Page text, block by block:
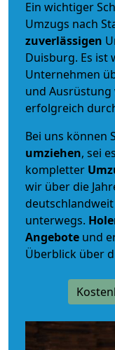
Ein wichtiger
Umzugs nach
zuverlässigen
Duisburg. Es ist
Unternehmen
und
erfolgreich
Bei uns können
umziehen, sei
kompletter
wir über die
unterwegs.
Angebote und
Überblick über